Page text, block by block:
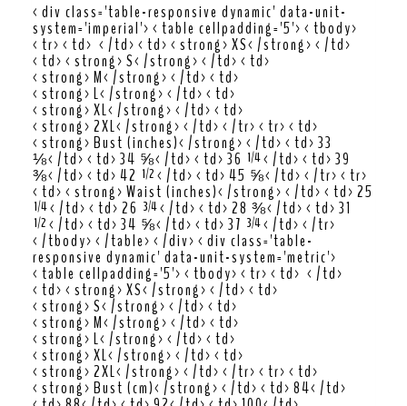
<div class='table-responsive dynamic' data-unit-
system='imperial'><table cellpadding='5'><tbody>
<tr><td> </td><td><strong>XS</strong></td>
<td><strong>S</strong></td><td>
<strong>M</strong></td><td>
<strong>L</strong></td><td>
<strong>XL</strong></td><td>
<strong>2XL</strong></td></tr><tr><td>
<strong>Bust (inches)</strong></td><td>33
⅛</td><td>34 ⅝</td><td>36 ¼</td><td>39
⅜</td><td>42 ½</td><td>45 ⅝</td></tr><tr>
<td><strong>Waist (inches)</strong></td><td>25
¼</td><td>26 ¾</td><td>28 ⅜</td><td>31
½</td><td>34 ⅝</td><td>37 ¾</td></tr>
</tbody></table></div><div class='table-
responsive dynamic' data-unit-system='metric'>
<table cellpadding='5'><tbody><tr><td> </td>
<td><strong>XS</strong></td><td>
<strong>S</strong></td><td>
<strong>M</strong></td><td>
<strong>L</strong></td><td>
<strong>XL</strong></td><td>
<strong>2XL</strong></td></tr><tr><td>
<strong>Bust (cm)</strong></td><td>84</td>